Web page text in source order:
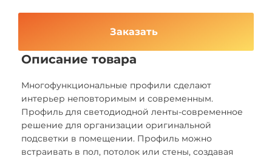
Заказать
Описание товара
Многофункциональные профили сделают
интерьер неповторимым и современным.
Профиль для светодиодной ленты-современное
решение для организации оригинальной
подсветки в помещении. Профиль можно
встраивать в пол, потолок или стены, создавая